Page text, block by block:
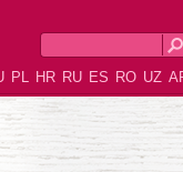
PL HR RU ES RO UZ